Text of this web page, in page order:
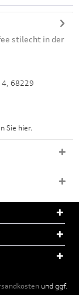
stilecht in der
4, 68229
Sie hier.
und ggf.